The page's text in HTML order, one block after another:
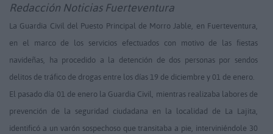
Redacción Noticias Fuerteventura
La Guardia Civil del Puesto Principal de Morro Jable, en Fuerteventura,
en el marco de los servicios efectuados con motivo de las fiestas
navideñas, ha procedido a la detención de dos personas por sendos
delitos de tráfico de drogas entre los días 19 de diciembre y 01 de enero.
El pasado día 01 de enero la Guardia Civil, mientras realizaba labores de
prevención de la seguridad ciudadana en la localidad de La Lajita,
identificó a un varón sospechoso que transitaba a pie, interviniéndole 30